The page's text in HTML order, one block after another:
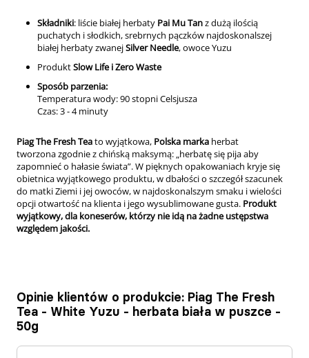
Składniki: liście białej herbaty Pai Mu Tanz dużą ilością
puchatych i słodkich, srebrnych pączków najdoskonalszej
białej herbaty zwanejSilver Needle, owoce Yuzu
ProduktSlow Life i Zero Waste
Sposób parzenia:
Temperatura wody: 90 stopni Celsjusza
Czas: 3 - 4 minuty
Piag The Fresh Teato wyjątkowa, Polska marka herbat
tworzona zgodnie z chińską maksymą: „herbatę się pija aby
zapomnieć o hałasie świata”. W pięknych opakowaniach kryje się
obietnica wyjątkowego produktu, w dbałości o szczegół szacunek
do matki Ziemi i jej owoców, w najdoskonalszym smaku i wielości
opcji otwartość na klienta i jego wysublimowane gusta. Produkt
wyjątkowy, dla koneserów, którzy nie idą na żadne ustępstwa
względem jakości.
Opinie klientów o produkcie: Piag The Fresh
Tea - White Yuzu - herbata biała w puszce -
50g